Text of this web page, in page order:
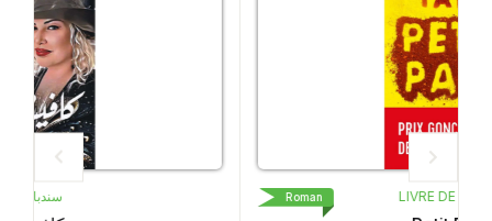
LIVRE DE POCHE